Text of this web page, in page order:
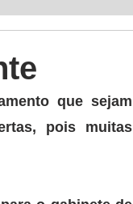
que sejam
pois muitas